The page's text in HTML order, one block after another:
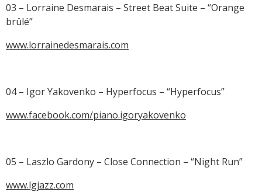
03 – Lorraine Desmarais – Street Beat Suite – “Orange
brûlé”
www.lorrainedesmarais.com
04 – Igor Yakovenko – Hyperfocus – “Hyperfocus”
www.facebook.com/piano.igoryakovenko
05 – Laszlo Gardony – Close Connection – “Night Run”
www.lgjazz.com